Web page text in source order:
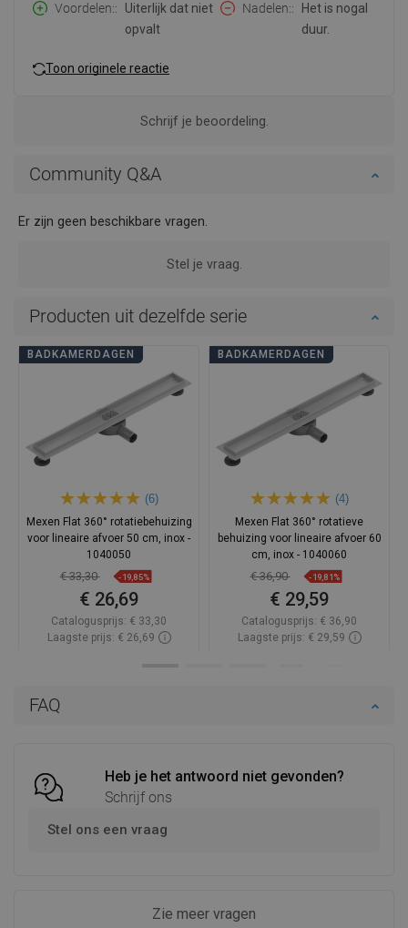
FAQ
Heb je het antwoord niet gevonden?
Schrijf ons
Stel ons een vraag
Zie meer vragen
Voordelen:
Uiterlijk dat niet
opvalt
Nadelen:
Het is nogal
duur.
Toon originele reactie
Schrijf je beoordeling.
Community Q&A
Er zijn geen beschikbare vragen.
Stel je vraag.
Producten uit dezelfde serie
BADKAMERDAGEN
(6)
Mexen Flat 360° rotatiebehuizing
voor lineaire afvoer 50 cm, inox -
1040050
€ 33,30 -19,85%
€ 26,69
Catalogusprijs: € 33,30
Laagste prijs: € 26,69
BADKAMERDAGEN
(4)
Mexen Flat 360° rotatieve
behuizing voor lineaire afvoer 60
cm, inox - 1040060
€ 36,90 -19,81%
€ 29,59
Catalogusprijs: € 36,90
Laagste prijs: € 29,59